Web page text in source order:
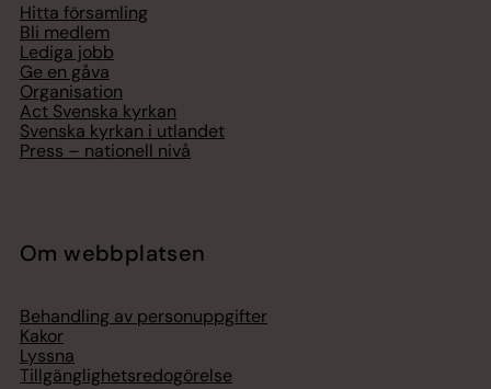
Hitta församling
Bli medlem
Lediga jobb
Ge en gåva
Organisation
Act Svenska kyrkan
Svenska kyrkan i utlandet
Press – nationell nivå
Om webbplatsen
Behandling av personuppgifter
Kakor
Lyssna
Tillgänglighetsredogörelse